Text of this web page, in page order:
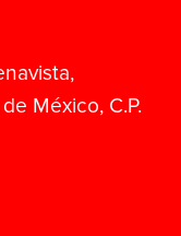
México, C.P.